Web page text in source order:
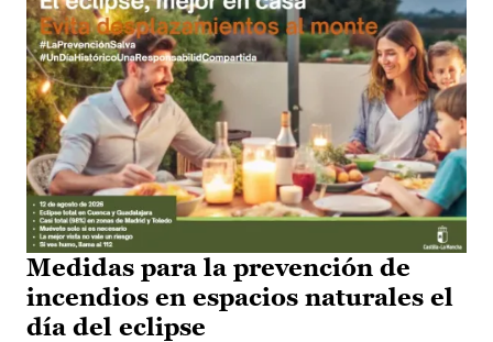
Medidas para la prevención de
incendios en espacios naturales el
día del eclipse